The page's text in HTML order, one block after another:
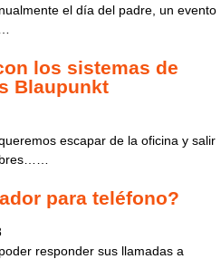
el día del padre, un evento
los sistemas de
Blaupunkt
escapar de la oficina y salir
para teléfono?
responder sus llamadas a